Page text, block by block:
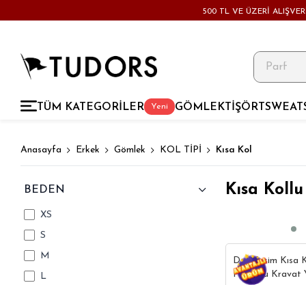
500 TL VE ÜZERİ
Yeni
TÜM KATEGORİLER GÖMLEK TİŞÖRT
Anasayfa Erkek Gömlek KOL TİPİ Kısa Kol
BEDEN
XS
S
M
L
Kısa
Dar Kesim Kısa
Pamuklu Kravat